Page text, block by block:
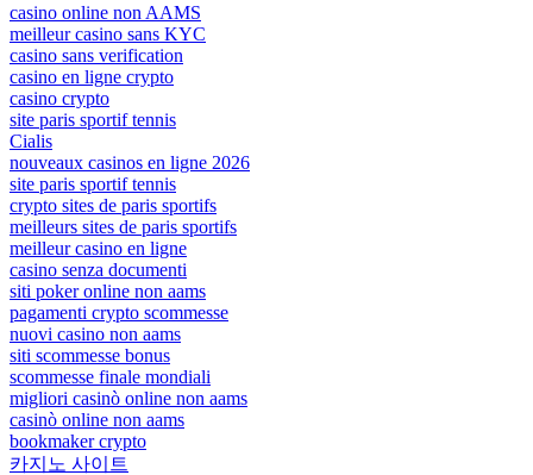
casino online non AAMS
meilleur casino sans KYC
casino sans verification
casino en ligne crypto
casino crypto
site paris sportif tennis
Cialis
nouveaux casinos en ligne 2026
site paris sportif tennis
crypto sites de paris sportifs
meilleurs sites de paris sportifs
meilleur casino en ligne
casino senza documenti
siti poker online non aams
pagamenti crypto scommesse
nuovi casino non aams
siti scommesse bonus
scommesse finale mondiali
migliori casinò online non aams
casinò online non aams
bookmaker crypto
카지노 사이트